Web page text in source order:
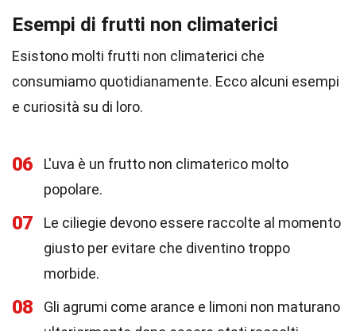
Esempi di frutti non climaterici
Esistono molti frutti non climaterici che
consumiamo quotidianamente. Ecco alcuni esempi
e curiosità su di loro.
06
L'uva è un frutto non climaterico molto
popolare.
07
Le ciliegie devono essere raccolte al momento
giusto per evitare che diventino troppo
morbide.
08
Gli agrumi come arance e limoni non maturano